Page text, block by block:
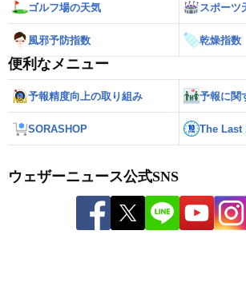
ゴルフ場の天気 スポーツ
風邪予防指数 乾燥指数
便利なメニュー
予報精度向上の取り組み 予報に関
SORASHOP The Last
ウェザーニュース公式SNS